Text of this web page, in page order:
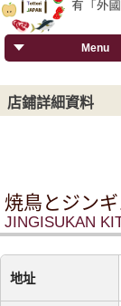
Menu
店鋪詳細資料
焼鳥とジン
JINGISUKAN
地址